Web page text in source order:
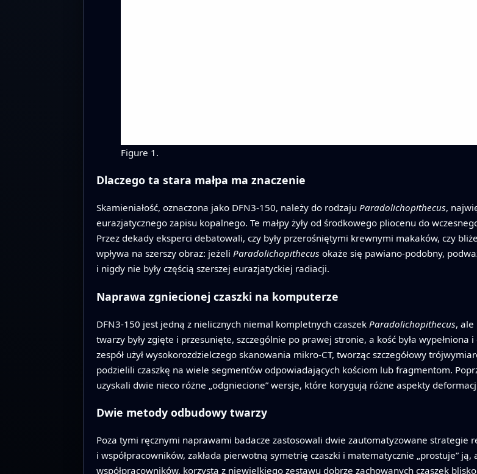
Figure 1.
Dlaczego ta stara małpa ma znaczenie
Skamieniałość, oznaczona jako DFN3-150, należy do rodzaju Paradolichopithecus,
eurazjatycznego zapisu kopalnego. Te małpy żyły od środkowego pliocenu do
Przez dekady eksperci debatowali, czy były przerośniętymi krewnymi makaków, czy
wpływa na szerszy obraz: jeżeli Paradolichopithecus okaże się pawiano-podobny,
i nigdy nie były częścią szerszej eurazjatyckiej radiacji.
Naprawa zgniecionej czaszki na komputerze
DFN3-150 jest jedną z nielicznych niemal kompletnych czaszek Paradolichopithecus, ale
twarzy były zgięte i przesunięte, szczególnie po prawej stronie, a kość była wypełniona
zespół użył wysokorozdzielczego skanowania mikro-CT, tworząc szczegółowy
podzielili czaszkę na wiele segmentów odpowiadających kościom lub fragmentom.
uzyskali dwie nieco różne „odgniecione” wersje, które korygują różne aspekty
Dwie metody odbudowy twarzy
Poza tymi ręcznymi naprawami badacze zastosowali dwie zautomatyzowane strategie
i współpracowników, zakłada pierwotną symetrię czaszki i matematycznie „prostuje”
współpracowników, korzysta z niewielkiego zestawu dobrze zachowanych czaszek